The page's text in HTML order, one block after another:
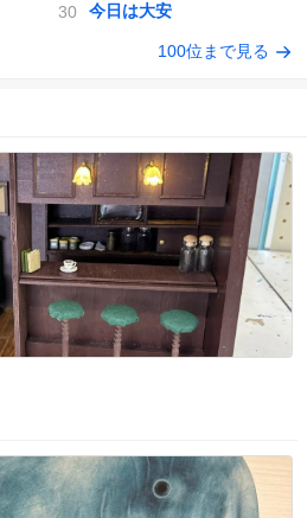
今日は大安
100位まで見る